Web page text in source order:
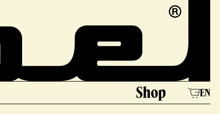
Shop EN